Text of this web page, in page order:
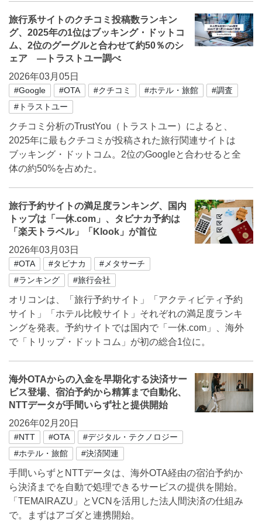
旅行系サイトのクチコミ投稿数ランキン
グ、2025年の1位はブッキング・ドットコ
ム、2位のグーグルと合わせて約50％のシ
ェア ―トラストユー調べ
2026年03月05日
#Google #OTA #クチコミ #ホテル・旅館
#調査
#トラストユー
クチコミ分析のTrustYou（トラストユー）によると、
2025年に最もクチコミが投稿された旅行関連サイトは
ブッキング・ドットコム。2位のGoogleと合わせると全
体の約50%を占めた。
旅行予約サイトの満足度ランキング、国内
トップは「一休.com」、タビナカ予約は
「楽天トラベル」「Klook」が首位
2026年03月03日
#OTA #タビナカ
#メタサーチ
#ランキング
#旅行会社
オリコンは、「旅行予約サイト」「アクティビティ予約
サイト」「ホテル比較サイト」それぞれの満足度ランキ
ングを発表。予約サイトでは国内で「一休.com」、海外
で「トリップ・ドットコム」が初の総合1位に。
海外OTAからの入金を早期化する決済サー
ビス登場、宿泊予約から精算まで自動化、
NTTデータが手間いらず社と提供開始
2026年02月20日
#NTT #OTA
#デジタル・テクノロジー
#ホテル・旅館
#決済関連
手間いらずとNTTデータは、海外OTA経由の宿泊予約か
ら決済までを自動で処理できるサービスの提供を開始。
「TEMAIRAZU」とVCNを活用した法人間決済の仕組み
で。まずはアゴダと連携開始。